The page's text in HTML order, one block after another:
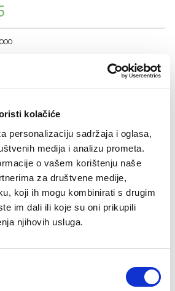
kolačiće
personalizaciju sadržaja i oglasa,
medija i analizu prometa.
o vašem korištenju naše
za društvene medije,
koji ih mogu kombinirati s drugim
im dali ili koje su oni prikupili
njihovih usluga.
U KORPU